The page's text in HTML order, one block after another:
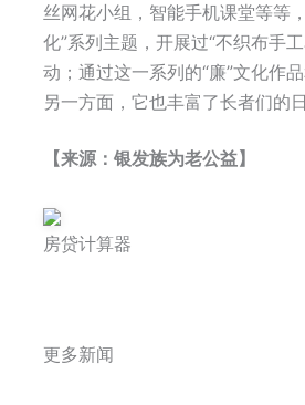
丝网花小组，智能手机课堂等等
化”系列主题，开展过“不织布手
动；通过这一系列的“廉”文化作
另一方面，它也丰富了长者们的
【来源：银发族为老公益】
房贷计算器
更多新闻